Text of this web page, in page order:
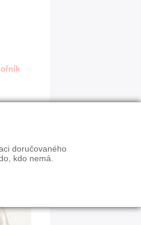
doručovaného
kdo nemá.